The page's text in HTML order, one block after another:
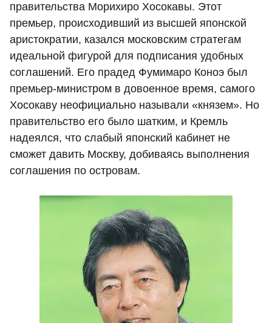
правительства Морихиро Хосокавы. Этот
премьер, происходивший из высшей японской
аристократии, казался московским стратегам
идеальной фигурой для подписания удобных
соглашений. Его прадед Фумимаро Коноэ был
премьер-министром в довоенное время, самого
Хосокаву неофициально называли «князем». Но
правительство его было шатким, и Кремль
надеялся, что слабый японский кабинет не
сможет давить Москву, добиваясь выполнения
соглашения по островам.